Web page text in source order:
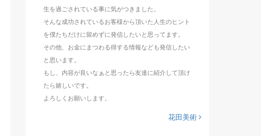
生を過ごされている事に気がつきました。
そんな成功されているお客様から頂いた人生のヒント
を僕たちだけに留めずに発信したいと思ってます。
その他、お金にまつわる得する情報なども発信したい
と思います。
もし、内容が良いなぁと思ったら友達に紹介して頂け
たら嬉しいです。
よろしくお願いします。
花田美術